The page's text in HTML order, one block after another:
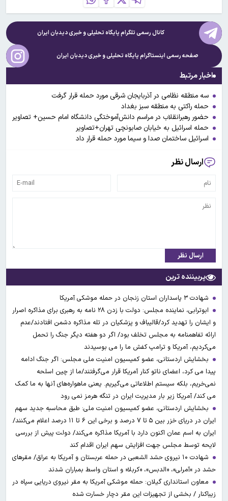
کانال رسمی تلگرام پایگاه تحلیلی و خبریدیدبان ایران
صفحه رسمی اینستاگرام پایگاه تحلیلی و خبریدیدبان ایران
اخبار مرتبط
سه منطقه نظامی در آذربایجان شرقی مورد حمله قرار گرفت
حمله راکتی به منطقه سبز بغداد
حضور رهبرانقلاب در مراسم دانش‌آموختگی دانشگاه امام حسین+ تصاویر
حمله اسرائیل به خیابان صابونچی تهران+تصاویر
اسرائیل ساختمان صدا و سیما مورد حمله قرار داد
ارسال نظر
ارسال نظر
پربیننده ترین
شهادت ۳ ‌پاسداران استان زنجان در حمله موشکی آمریکا
ابوترابی، نماینده مجلس: دولت با زدن ۲۸ نامه به رهبری برای مذاکره اصرار
و ایشان را تهدید کرد/قالیباف و پزشکیان در تله مذاکره دشمن افتادند/عدم
ارائه تفاهمنامه به مجلس تخلف بود/ اگر دو هفته دیگر جنگ را تحمل
می‌کردیم، آمریکا و ترامپ کفش ما را می بوسیدند
بخشایش اردستانی، عضو کمیسیون امنیت ملی مجلس: اگر جنگ ادامه
پیدا می کرد، اعضای ناتو کنار آمریکا قرار می‌گرفتند/ما از چین اسلحه
نمی‌خریم، بلکه سیستم اطلاعاتی می‌گیریم. یعنی ماهواره‌های آنها به ما کمک
می کند/ آمریکا زیر بار مدیریت ایران در تنگه هرمز نمی رود
بخشایش اردستانی، عضو کمیسیون امنیت ملی: طبق محاسبه جدید سهم
ایران در دریای خزر بین ۵ تا ۷ درصد و برخی این ۶ تا ۱۱ درصد اعلام می‌کنند/
ایران به اسم عمان اکنون دارد با آمریکا مذاکره می‌کند/ دولت پیش از بررسی
لایحه توسط مجلس جهت افزایش سهم ایران اقدام کند
شهادت ۱۰ نیروی حشد الشعبی در حمله عربستان و آمریکا به عراق/ مقرهای
حشد در »آمرلی»، «الدبس»، «کربلا« و استان واسط بمباران شدند
معاون استانداری گیلان: حمله موشکی آمریکا به مقر نیروی دریایی سپاه در
زیباکنار / بخشی از تجهیزات این مقر دچار خسارت شده